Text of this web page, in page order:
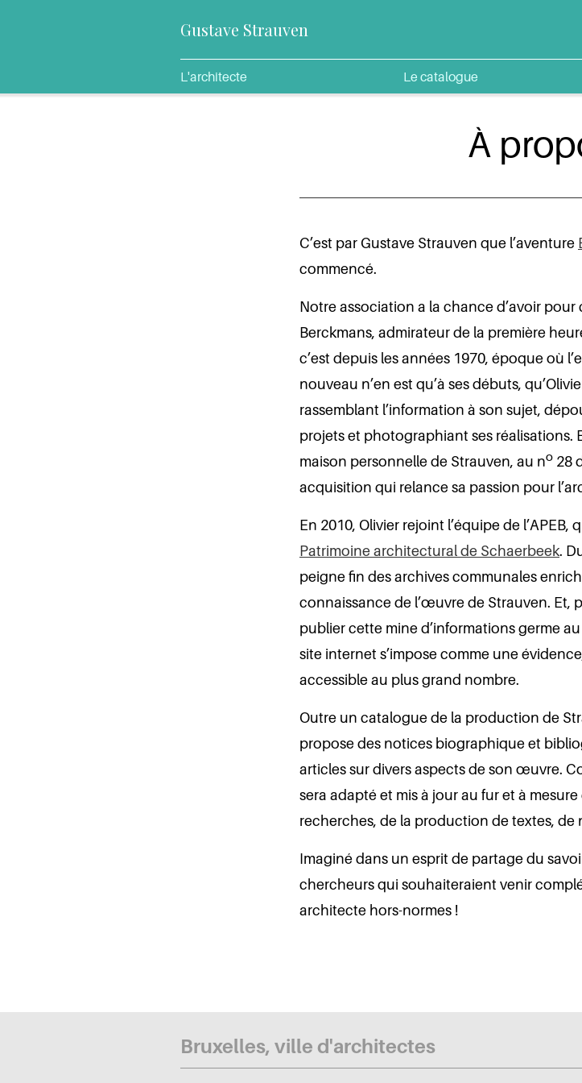
Gustave Strauven
L'architecte Le catalogue
À
C’est par Gustave Strauven que l’aventure
commencé.
Notre association a la chance d’avoir
Berckmans, admirateur de la première
c’est depuis les années 1970, époque où
nouveau n’en est qu’à ses débuts,
rassemblant l’information à son sujet,
projets et photographiant ses réalisations.
maison personnelle de Strauven, au no 28
acquisition qui relance sa passion pour
En 2010, Olivier rejoint l’équipe de l’APEB,
Patrimoine architectural de Schaerbeek.
peigne fin des archives communales
connaissance de l’œuvre de Strauven. Et,
publier cette mine d’informations germe
site internet s’impose comme une
accessible au plus grand nombre.
Outre un catalogue de la production de
propose des notices biographique et
articles sur divers aspects de son œuvre.
sera adapté et mis à jour au fur et à
recherches, de la production de textes, de
Imaginé dans un esprit de partage du
chercheurs qui souhaiteraient venir
architecte hors-normes !
Bruxelles, ville d'architectes